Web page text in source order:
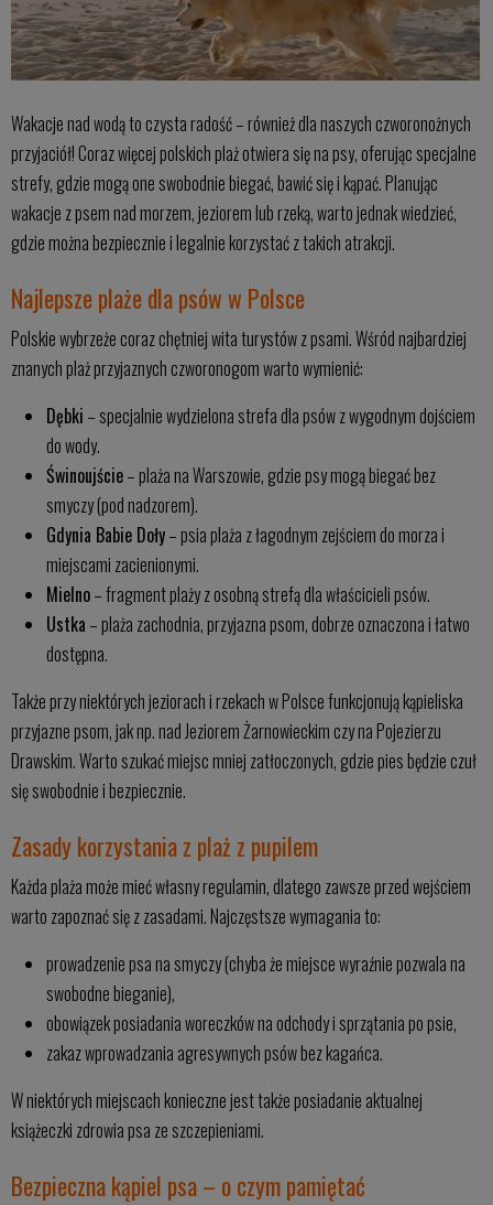
Wakacje nad wodą to czysta radość – również dla naszych czworonożnych
przyjaciół! Coraz więcej polskich plaż otwiera się na psy, oferując specjalne
strefy, gdzie mogą one swobodnie biegać, bawić się i kąpać. Planując
wakacje z psem nad morzem, jeziorem lub rzeką, warto jednak wiedzieć,
gdzie można bezpiecznie i legalnie korzystać z takich atrakcji.
Najlepsze plaże dla psów w Polsce
Polskie wybrzeże coraz chętniej wita turystów z psami. Wśród najbardziej
znanych plaż przyjaznych czworonogom warto wymienić:
Dębki – specjalnie wydzielona strefa dla psów z wygodnym dojściem
do wody.
Świnoujście– plaża na Warszowie, gdzie psy mogą biegać bez
smyczy (pod nadzorem).
Gdynia Babie Doły– psia plaża z łagodnym zejściem do morza i
miejscami zacienionymi.
Mielno– fragment plaży z osobną strefą dla właścicieli psów.
Ustka – plaża zachodnia, przyjazna psom, dobrze oznaczona i łatwo
dostępna.
Także przy niektórych jeziorach i rzekach w Polsce funkcjonują kąpieliska
przyjazne psom, jak np. nad Jeziorem Żarnowieckim czy na Pojezierzu
Drawskim. Warto szukać miejsc mniej zatłoczonych, gdzie pies będzie czuł
się swobodnie i bezpiecznie.
Zasady korzystania z plaż z pupilem
Każda plaża może mieć własny regulamin, dlatego zawsze przed wejściem
warto zapoznać się z zasadami. Najczęstsze wymagania to:
prowadzenie psa na smyczy (chyba że miejsce wyraźnie pozwala na
swobodne bieganie),
obowiązek posiadania woreczków na odchody i sprzątania po psie,
zakaz wprowadzania agresywnych psów bez kagańca.
W niektórych miejscach konieczne jest także posiadanie aktualnej
książeczki zdrowia psa ze szczepieniami.
Bezpieczna kąpiel psa – o czym pamiętać